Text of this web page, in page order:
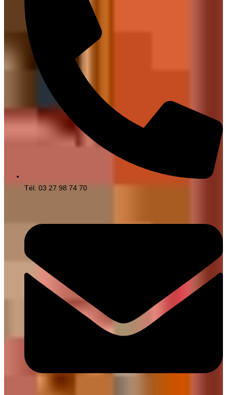
Tél. 03 27 98 74 70